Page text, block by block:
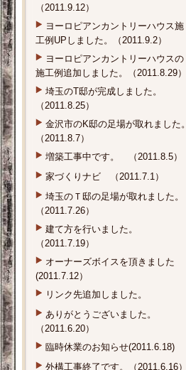
（2011.9.12）
ヨーロピアンカントリーハウス施
工例UPしました。（2011.9.2）
ヨーロピアンカントリーハウスの
施工例追加しました。（2011.8.29）
埼玉のT邸が完成しました。
（2011.8.25）
金沢市のK邸の足場が取れました。
（2011.8.7）
増築工事中です。 （2011.8.5）
家づくりナビ （2011.7.1）
埼玉のＴ邸の足場が取れました。
（2011.7.26）
建て方を行いました。
（2011.7.19）
オーナーズボイスを頂きました
(2011.7.12）
リンク先追加しました。
ありがとうございました。
（2011.6.20）
臨時休業のお知らせ(2011.6.18)
外構工事終了です。（2011.6.16）